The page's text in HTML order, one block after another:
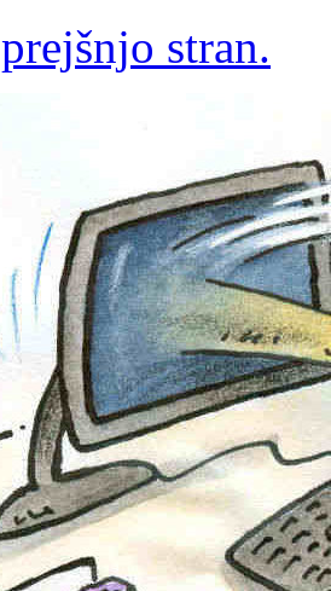
prejšnjo stran.